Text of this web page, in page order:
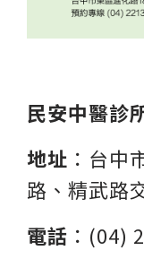
民安中醫診
地址 ： 台中
路、精武路
電話 ：(04)